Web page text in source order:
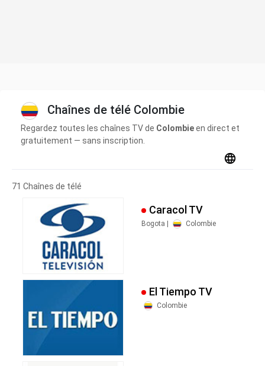
Chaînes de télé Colombie
Regardez toutes les chaînes TV de Colombieen direct et
gratuitement — sans inscription.
71 Chaînes de télé
Caracol TV
Bogota | Colombie
El Tiempo TV
Colombie